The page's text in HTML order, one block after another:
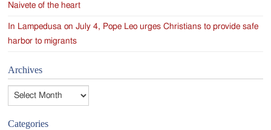
Naivete of the heart
In Lampedusa on July 4, Pope Leo urges Christians to provide safe
harbor to migrants
Archives
Categories